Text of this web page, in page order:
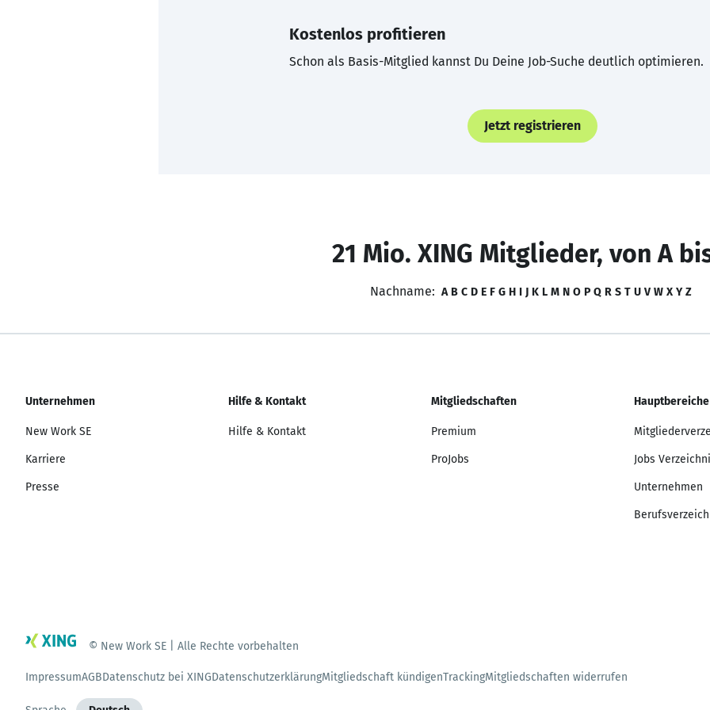
Kostenlos profitieren
Schon als Basis-Mitglied kannst Du Deine Job-Suche deutlich optimieren.
Jetzt registrieren
21 Mio. XING Mitglieder, von A
Nachname: A B C D E F G H I J K L M N O P Q R S T U V W X Y Z
Unternehmen
New Work SE
Karriere
Presse
Hilfe & Kontakt
Hilfe & Kontakt
Mitgliedschaften
Premium
ProJobs
Hauptbereiche
Jobs
Unternehmen
© New Work SE | Alle Rechte vorbehalten
ImpressumAGBDatenschutz bei XINGDatenschutzerklärungMitgliedschaft kündigenTrackingMitgliedschaften widerrufen